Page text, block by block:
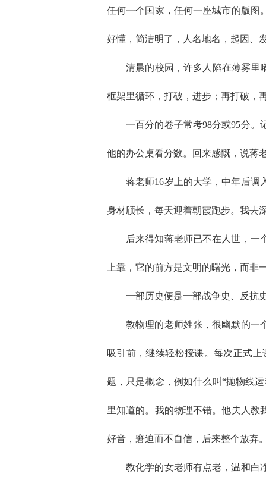
任何一个国家，任何一座城市的版图
好懂，简洁明了，人名地名，起因、
清晨的校园，许多人陷在薄雾里
框架里循环，打破，进步；再打破，
一百分的卷子常考98分或95分
他的办公桌看分数。回来感慨，说蒋
蒋老师16岁上的大学，中年后调
身材颀长，每天迎着朝霞跑步。我去
后来得知蒋老师已不在人世，一
上靠，它的前方是文明的曙光，而非
一部历史便是一部战争史、反抗
教物理的老师姓张，很幽默的一
吸引前，继续轻松授课。每次正式
题，只是概念，例如什么叫“抛物线
里知道的。我的物理不错。他夫人教
好音，窘迫而不自信，后来整个放弃
教化学的女老师有点老，温和白